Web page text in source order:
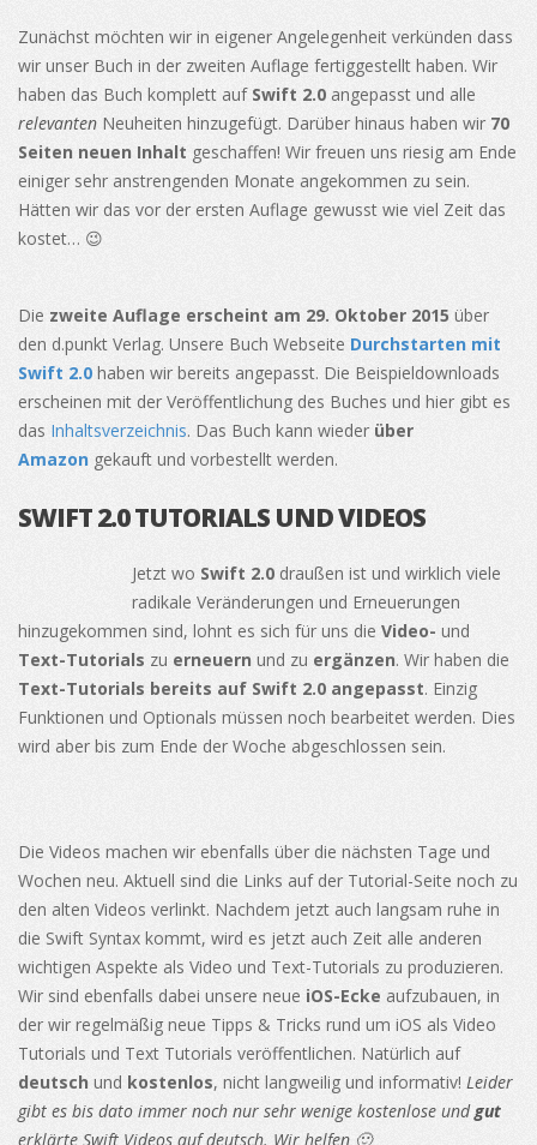
Zunächst möchten wir in eigener Angelegenheit verkünden dass
wir unser Buch in der zweiten Auflage fertiggestellt haben. Wir
haben das Buch komplett auf Swift 2.0 angepasst und alle
relevanten Neuheiten hinzugefügt. Darüber hinaus haben wir 70
Seiten neuen Inhalt geschaffen! Wir freuen uns riesig am Ende
einiger sehr anstrengenden Monate angekommen zu sein.
Hätten wir das vor der ersten Auflage gewusst wie viel Zeit das
kostet… 😉
Die zweite Auflage erscheint am 29. Oktober 2015 über
den d.punkt Verlag. Unsere Buch Webseite Durchstarten mit
Swift 2.0 haben wir bereits angepasst. Die Beispieldownloads
erscheinen mit der Veröffentlichung des Buches und hier gibt es
das Inhaltsverzeichnis. Das Buch kann wieder über
Amazon gekauft und vorbestellt werden.
SWIFT 2.0 TUTORIALS UND VIDEOS
Jetzt wo Swift 2.0 draußen ist und wirklich viele
radikale Veränderungen und Erneuerungen
hinzugekommen sind, lohnt es sich für uns die Video- und
Text-Tutorials zu erneuern und zu ergänzen. Wir haben die
Text-Tutorials bereits auf Swift 2.0 angepasst. Einzig
Funktionen und Optionals müssen noch bearbeitet werden. Dies
wird aber bis zum Ende der Woche abgeschlossen sein.
Die Videos machen wir ebenfalls über die nächsten Tage und
Wochen neu. Aktuell sind die Links auf der Tutorial-Seite noch zu
den alten Videos verlinkt. Nachdem jetzt auch langsam ruhe in
die Swift Syntax kommt, wird es jetzt auch Zeit alle anderen
wichtigen Aspekte als Video und Text-Tutorials zu produzieren.
Wir sind ebenfalls dabei unsere neue iOS-Ecke aufzubauen, in
der wir regelmäßig neue Tipps & Tricks rund um iOS als Video
Tutorials und Text Tutorials veröffentlichen. Natürlich auf
deutsch und kostenlos, nicht langweilig und informativ! Leider
gibt es bis dato immer noch nur sehr wenige kostenlose undgut
erklärte Swift Videos auf deutsch. Wir helfen 🙂